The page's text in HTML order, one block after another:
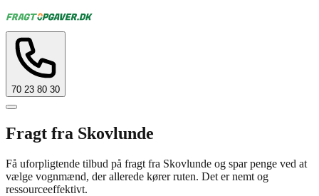
70 23 80 30
Fragt fra Skovlunde
Få uforpligtende tilbud på fragt fra Skovlunde og spar penge ved at
vælge vognmænd, der allerede kører ruten. Det er nemt og
ressourceeffektivt.